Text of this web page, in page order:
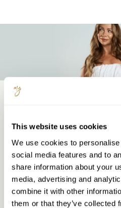
This website uses cookies
We use cookies to
social media features and to
share information about your
media, advertising and
combine it with other
them or that they’ve collected
Wybierz to
Suplementy diety